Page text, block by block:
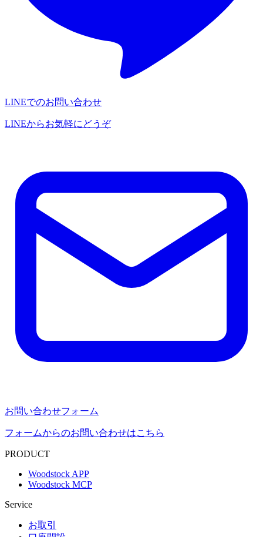
LINEでのお問い合わせ
LINEからお気軽にどうぞ
お問い合わせフォーム
フォームからのお問い合わせはこちら
PRODUCT
Woodstock APP
Woodstock MCP
Service
お取引